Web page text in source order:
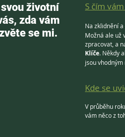
životní
zda vám
se mi.
S čím
Na zklidnění
Možná ale už
zpracovat, a
Klíče. Někdy
jsou
Kde se
V průběhu
vám něco z